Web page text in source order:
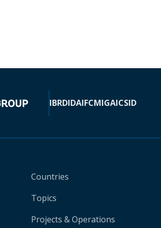
IBRDIDAIFCMIGAICSID
Countries
Topics
Projects & Operations